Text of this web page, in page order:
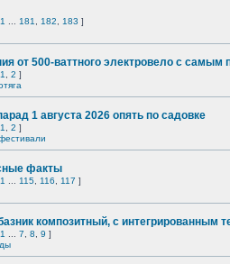
1 181 182 183 ]
от 500-ваттного электровело с самым
1 2 ]
1 августа 2026 опять по садовке
1 2 ]
факты
1 115 116 117 ]
композитный, с интегрированным
1 7 8 9 ]